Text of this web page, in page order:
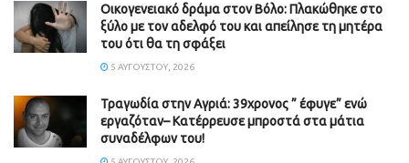
Οικογενειακό δράμα στον Βόλο: Πλακώθηκε στο
ξύλο με τον αδελφό του και απείλησε τη μητέρα
του ότι θα τη σφάξει
5 ΑΥΓΟΎΣΤΟΥ, 2026
Τραγωδία στην Αγριά: 39χρονος ” έφυγε” ενώ
εργαζόταν– Κατέρρευσε μπροστά στα μάτια
συναδέλφων του!